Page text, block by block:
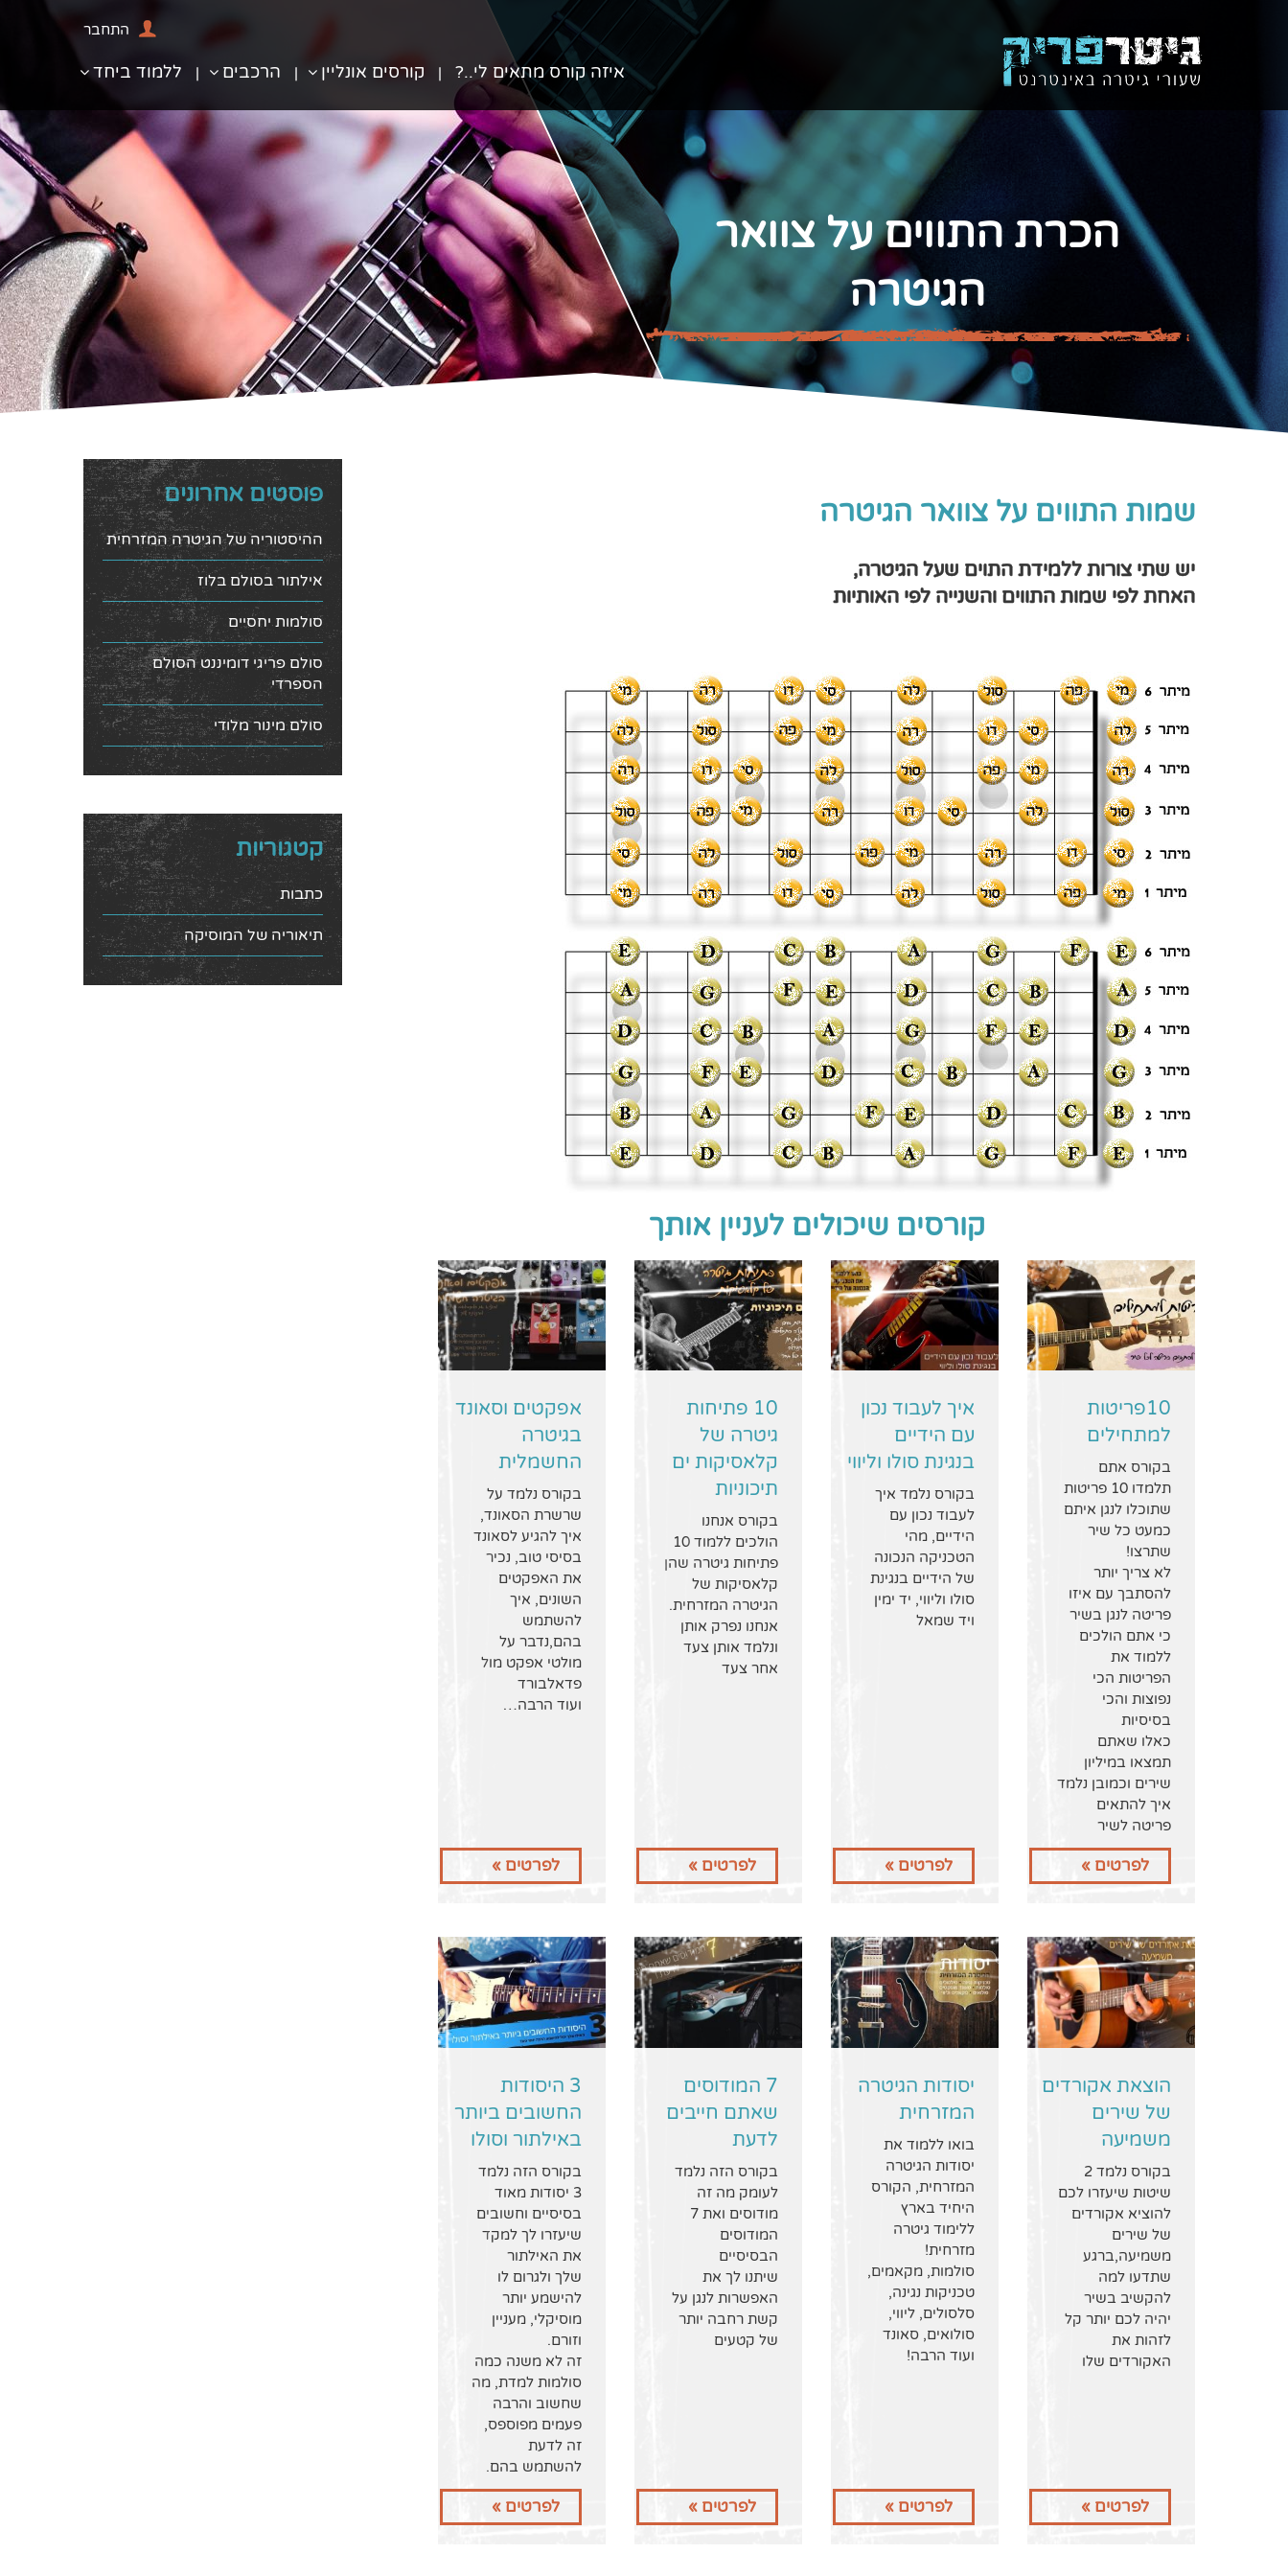
התחבר
איזה קורס מתאים לי..? קורסים אונליין הרכבים ללמוד ביחד
הכרת התווים על צוואר
הגיטרה
שמות התווים על צוואר הגיטרה
יש שתי צורות ללמידת התוים שעל הגיטרה,
האחת לפי שמות התווים והשנייה לפי האותיות
קורסים שיכולים לעניין אותך
10פריטות
למתחילים
בקורס אתם
תלמדו 10 פריטות
שתוכלו לנגן איתם
כמעט כל שיר
שתרצו!
לא צריך יותר
להסתבך עם איזו
פריטה לנגן בשיר
כי אתם הולכים
ללמוד את
הפריטות הכי
נפוצות והכי
בסיסיות
כאלו שאתם
תמצאו במיליון
שירים וכמובן נלמד
איך להתאים
פריטה לשיר
לפרטים »
איך לעבוד נכון
עם הידיים
בנגינת סולו וליווי
בקורס נלמד איך
לעבוד נכון עם
הידיים, מהי
הטכניקה הנכונה
של הידיים בנגינת
סולו וליווי, יד ימין
ויד שמאל
לפרטים »
10 פתיחות
גיטרה של
קלאסיקות ים
תיכוניות
בקורס אנחנו
הולכים ללמוד 10
פתיחות גיטרה שהן
קלאסיקות של
הגיטרה המזרחית.
אנחנו נפרק אותן
ונלמד אותן צעד
אחר צעד
לפרטים »
אפקטים וסאונד
בגיטרה
החשמלית
בקורס נלמד על
שרשרת הסאונד,
איך להגיע לסאונד
בסיסי טוב, נכיר
את האפקטים
השונים, איך
להשתמש
בהם,נדבר על
מולטי אפקט מול
פדאלבורד
ועוד הרבה…
לפרטים »
הוצאת אקורדים
של שירים
משמיעה
בקורס נלמד 2
שיטות שיעזרו לכם
להוציא אקורדים
של שירים
משמיעה,ברגע
שתדעו למה
להקשיב בשיר
יהיה לכם יותר קל
לזהות את
האקורדים שלו
לפרטים »
יסודות הגיטרה
המזרחית
בואו ללמוד את
יסודות הגיטרה
המזרחית, הקורס
היחיד בארץ
ללימוד גיטרה
מזרחית!
סולמות, מקאמים,
טכניקות נגינה,
סלסולים, ליווי,
סולואים, סאונד
ועוד הרבה!
לפרטים »
7 המודוסים
שאתם חייבים
לדעת
בקורס הזה נלמד
לעומק מה זה
מודוסים ואת 7
המודוסים
הבסיסיים
שיתנו לך את
האפשרות לנגן על
קשת רחבה יותר
של קטעים
לפרטים »
3 היסודות
החשובים ביותר
באילתור וסולו
בקורס הזה נלמד
3 יסודות מאוד
בסיסיים וחשובים
שיעזרו לך למקד
את האילתור
שלך ולגרום לו
להישמע יותר
מוסיקלי, מעניין
וזורם.
זה לא משנה כמה
סולמות למדת, מה
שחשוב והרבה
פעמים מפוספס,
זה לדעת
להשתמש בהם.
לפרטים »
פוסטים אחרונים
ההיסטוריה של הגיטרה המזרחית
אילתור בסולם בלוז
סולמות יחסיים
סולם פריגי דומיננט הסולם
הספרדי
סולם מינור מלודי
קטגוריות
כתבות
תיאוריה של המוסיקה